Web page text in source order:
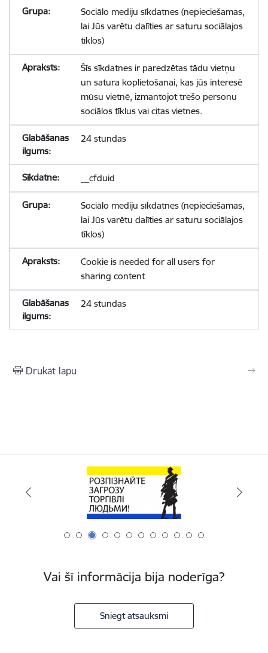
Sociālo mediju sīkdatnes (nepieciešamas,
lai Jūs varētu dalīties ar saturu sociālajos
tīklos)
Šīs sīkdatnes ir paredzētas tādu vietņu
un satura koplietošanai, kas jūs interesē
mūsu vietnē, izmantojot trešo personu
sociālos tīklus vai citas vietnes.
24 stundas
__cfduid
Sociālo mediju sīkdatnes (nepieciešamas,
lai Jūs varētu dalīties ar saturu sociālajos
tīklos)
Cookie is needed for all users for
sharing content
24 stundas
Drukāt lapu
Vai šī informācija bija noderīga?
Sniegt atsauksmi